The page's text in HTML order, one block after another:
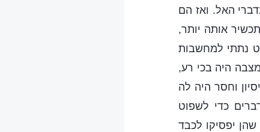
האל. ואז הם
אותה יותר,
נתתי למחשבות
היה בכי רע,
וחסר היה לה
כדי לשפוט
יפסיקו לכבד